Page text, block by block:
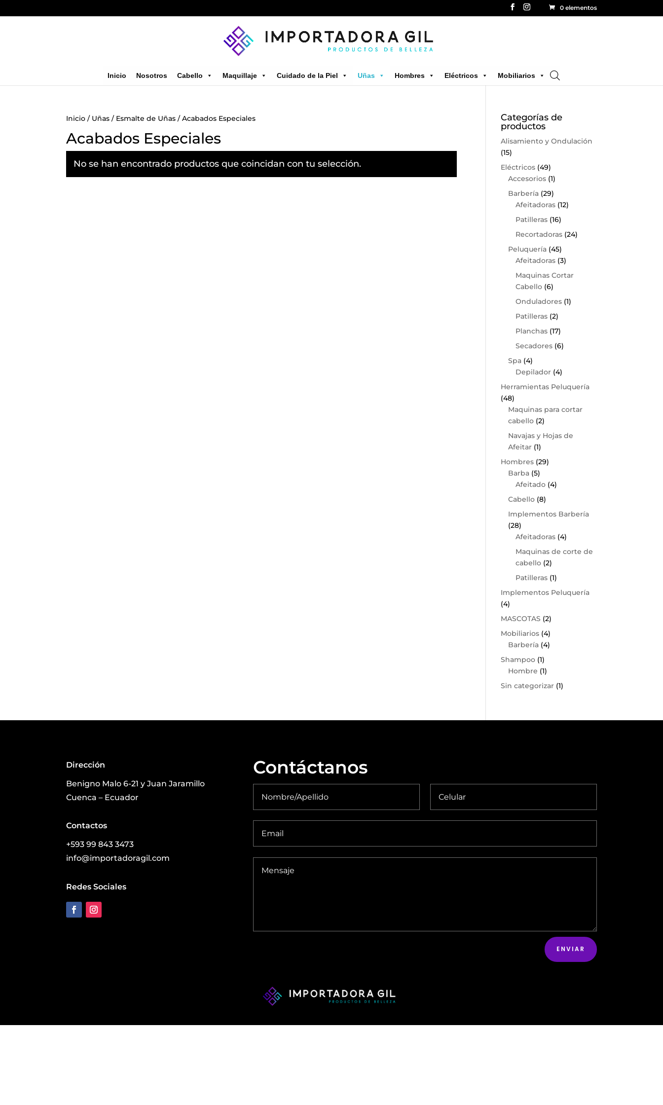
0 elementos
Inicio Nosotros Cabello Maquillaje Cuidado de la Piel Uñas Hombres Eléctricos Mobiliarios
Inicio / Uñas / Esmalte de Uñas / Acabados Especiales
Acabados Especiales
No se han encontrado productos que coincidan con tu selección.
Categorías de
productos
Alisamiento y Ondulación
(15)
Eléctricos (49)
Accesorios (1)
Barbería (29)
Afeitadoras (12)
Patilleras (16)
Recortadoras (24)
Peluquería (45)
Afeitadoras (3)
Maquinas Cortar
Cabello (6)
Onduladores (1)
Patilleras (2)
Planchas (17)
Secadores (6)
Spa (4)
Depilador (4)
Herramientas Peluquería
(48)
Maquinas para cortar
cabello (2)
Navajas y Hojas de
Afeitar (1)
Hombres (29)
Barba (5)
Afeitado (4)
Cabello (8)
Implementos Barbería
(28)
Afeitadoras (4)
Maquinas de corte de
cabello (2)
Patilleras (1)
Implementos Peluquería
(4)
MASCOTAS (2)
Mobiliarios (4)
Barbería (4)
Shampoo (1)
Hombre (1)
Sin categorizar (1)
Dirección
Benigno Malo 6-21 y Juan Jaramillo
Cuenca – Ecuador
Contactos
+593 99 843 3473
info@importadoragil.com
Redes Sociales
Contáctanos
ENVIAR